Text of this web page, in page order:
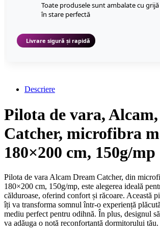
Toate produsele sunt ambalate cu
în stare perfectă
Livrare sigură și rapidă
Descriere
Pilota de vara,
Catcher, microfibra
180×200 cm, 150g/mp
Pilota de vara Alcam Dream Catcher, din
180×200 cm, 150g/mp, este alegerea ideală
călduroase, oferind confort și răcoare. Această
îți va transforma somnul într-o experiență
mediu perfect pentru odihnă. În plus, designul
va adăuga o notă reconfortantă dormitorului tău.